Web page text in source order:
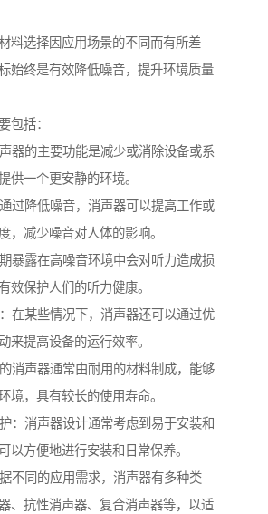
料选择因应用场景的不同而有所差
始终是有效降低噪音，提升环境质量
包括：
器的主要功能是减少或消除设备或系
供一个更安静的环境。
过降低噪音，消声器可以提高工作或
，减少噪音对人体的影响。
暴露在高噪音环境中会对听力造成损
效保护人们的听力健康。
在某些情况下，消声器还可以通过优
来提高设备的运行效率。
消声器通常由耐用的材料制成，能够
境，具有较长的使用寿命。
：消声器设计通常考虑到易于安装和
以方便地进行安装和日常保养。
不同的应用需求，消声器有多种类
、抗性消声器、复合消声器等，以适